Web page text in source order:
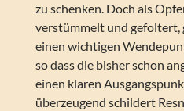
zu schenken. Doch als
verstümmelt und gefoltert,
einen wichtigen
so dass die bisher schon
einen klaren
überzeugend schildert